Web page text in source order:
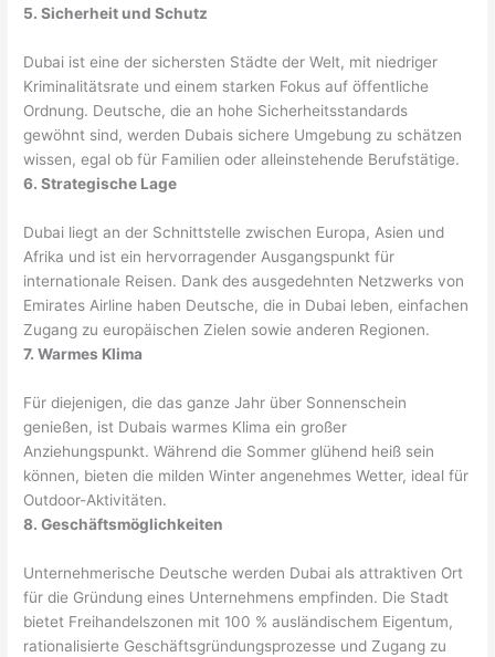
5. Sicherheit und Schutz
Dubai ist eine der sichersten Städte der Welt, mit niedriger
Kriminalitätsrate und einem starken Fokus auf öffentliche
Ordnung. Deutsche, die an hohe Sicherheitsstandards
gewöhnt sind, werden Dubais sichere Umgebung zu schätzen
wissen, egal ob für Familien oder alleinstehende Berufstätige.
6. Strategische Lage
Dubai liegt an der Schnittstelle zwischen Europa, Asien und
Afrika und ist ein hervorragender Ausgangspunkt für
internationale Reisen. Dank des ausgedehnten Netzwerks von
Emirates Airline haben Deutsche, die in Dubai leben, einfachen
Zugang zu europäischen Zielen sowie anderen Regionen.
7. Warmes Klima
Für diejenigen, die das ganze Jahr über Sonnenschein
genießen, ist Dubais warmes Klima ein großer
Anziehungspunkt. Während die Sommer glühend heiß sein
können, bieten die milden Winter angenehmes Wetter, ideal für
Outdoor-Aktivitäten.
8. Geschäftsmöglichkeiten
Unternehmerische Deutsche werden Dubai als attraktiven Ort
für die Gründung eines Unternehmens empfinden. Die Stadt
bietet Freihandelszonen mit 100 % ausländischem Eigentum,
rationalisierte Geschäftsgründungsprozesse und Zugang zu